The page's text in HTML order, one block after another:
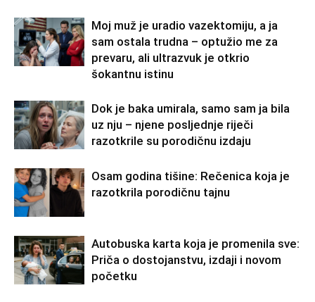
Moj muž je uradio vazektomiju, a ja
sam ostala trudna – optužio me za
prevaru, ali ultrazvuk je otkrio
šokantnu istinu
Dok je baka umirala, samo sam ja bila
uz nju – njene posljednje riječi
razotkrile su porodičnu izdaju
Osam godina tišine: Rečenica koja je
razotkrila porodičnu tajnu
Autobuska karta koja je promenila sve:
Priča o dostojanstvu, izdaji i novom
početku